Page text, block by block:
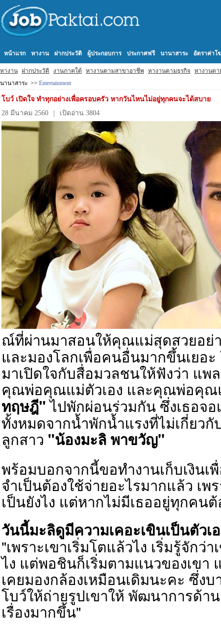
หางาน ฝากประวัติ งานภาคใต้ หางานตามสาขาอาชีพ หางานตามธุรกิจ หางานต
หน้าแรก หางาน ฝากประวัติ ผู้ประกอบการ ประกาศฟรี นานาสาระ อัตราค่า
นานาสาระ >> Entertainment
โบว์ เปิดใจ ทำทุกอย่างเพื่อครอบครัว หากวันไหนไม่อยู่ทุกคนจะได้สบาย
28 มีนาคม 2560
เปิดอ่าน 3804
ณ์ที่ผ่านมาสอนให้คุณแม่สุดสวยอย่
และมองโลกเพื่อคนอื่นมากขึ้นเยอ
มาเปิดใจกับสื่อมวลชนให้ฟังว่า แพ
คุณพ่อคุณแม่ตัวเอง และคุณพ่อคุ
ทฤษฎี"ไปพักผ่อนร่วมกัน ซึ่งเธอจ
ทั้งหมดจากน้ำพักน้ำแรงที่ไม่เกี่ยวกั
ลูกสาว "น้องมะลิ พาขวัญ"
พร้อมบอกจากนี้ขอทำงานเก็บเงิน
จำเป็นต้องใช้จ่ายอะไรมากแล้ว เพ
เป็นยังไง แต่หากไม่มีเธออยู่ทุกคน
วันนี้มะลิดูมีความเคอะเขินเป็นตัวเ
"เพราะเขาเริ่มโตแล้วไง เริ่มรู้จักว่
ไง แต่พอชินก็เริ่มตามแนวของเขา
เคยมองกล้องเหมือนเดิมนะคะ ซึ่ง
โบว์ให้ถ่ายรูปเขาให้ พัฒนาการด้า
เรื่องมากขึ้น"